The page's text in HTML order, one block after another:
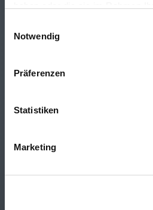
Notwendig
Präferenzen
Statistiken
Marketing
info@dietel-steinel.de
+49 (0)9281 / 7261 – 10